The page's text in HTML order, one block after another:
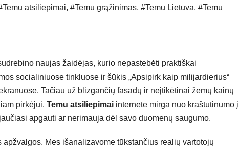
atsiliepimai, #Temu grąžinimas, #Temu Lietuva, #Temu
naujas žaidėjas, kurio nepastebėti praktiškai
socialiniuose tinkluose ir šūkis „Apsipirk kaip milijardierius“
Tačiau už blizgančių fasadų ir neįtikėtinai žemų kainų
pirkėjui. Temu atsiliepimai internete mirga nuo kraštutinumo į
apgauti ar nerimauja dėl savo duomenų saugumo.
Mes išanalizavome tūkstančius realių vartotojų